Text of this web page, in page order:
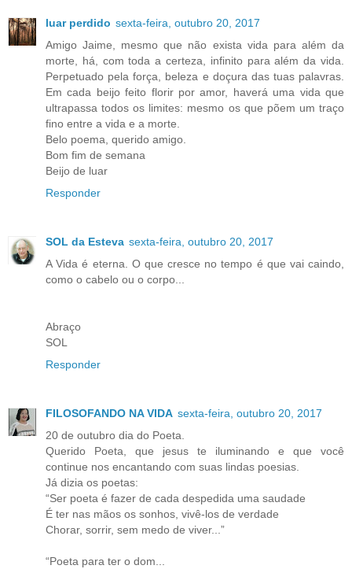
luar perdido sexta-feira, outubro 20, 2017
Amigo Jaime, mesmo que não exista vida para além da
morte, há, com toda a certeza, infinito para além da vida.
Perpetuado pela força, beleza e doçura das tuas palavras.
Em cada beijo feito florir por amor, haverá uma vida que
ultrapassa todos os limites: mesmo os que põem um traço
fino entre a vida e a morte.
Belo poema, querido amigo.
Bom fim de semana
Beijo de luar
Responder
SOL da Esteva sexta-feira, outubro 20, 2017
A Vida é eterna. O que cresce no tempo é que vai caindo,
como o cabelo ou o corpo...
Abraço
SOL
Responder
FILOSOFANDO NA VIDA sexta-feira, outubro 20, 2017
20 de outubro dia do Poeta.
Querido Poeta, que jesus te iluminando e que você
continue nos encantando com suas lindas poesias.
Já dizia os poetas:
“Ser poeta é fazer de cada despedida uma saudade
É ter nas mãos os sonhos, vivê-los de verdade
Chorar, sorrir, sem medo de viver...”
“Poeta para ter o dom...